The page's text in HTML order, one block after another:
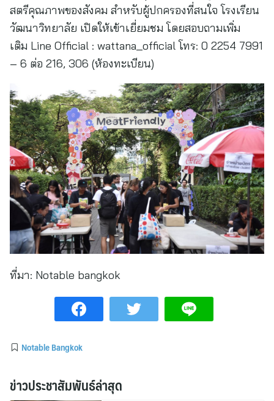
สตรีคุณภาพของสังคม สำหรับผู้ปกครองที่สนใจ โรงเรียน
วัฒนาวิทยาลัย เปิดให้เข้าเยี่ยมชม โดยสอบถามเพิ่ม
เติม Line Official : wattana_official โทร: 0 2254 7991
– 6 ต่อ 216, 306 (ห้องทะเบียน)
ที่มา: Notable bangkok
Notable Bangkok
ข่าวประชาสัมพันธ์ล่าสุด